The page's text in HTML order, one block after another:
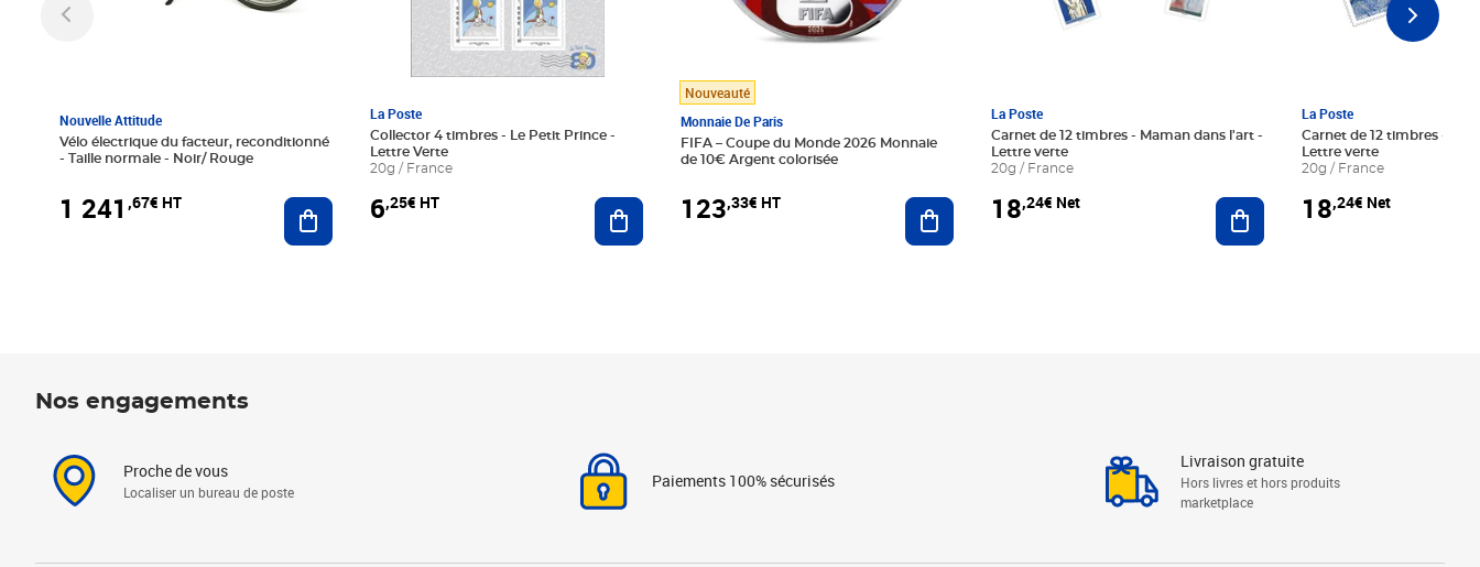
Nouvelle Attitude
Vélo électrique du facteur, reconditionné
- Taille normale - Noir/ Rouge
1 241 ,67€ HT Ajouter au panier
La Poste
Collector 4 timbres - Le Petit Prince -
Lettre Verte
20g / France
6,25€ HT Ajouter au panier
Nouveauté
Monnaie De Paris
FIFA – Coupe du Monde 2026 Monnaie
de 10€ Argent colorisée
123,33€ HT Ajouter au panier
La Poste
Carnet de 12 timbres - Maman dans l'art -
Lettre verte
20g / France
18,24€ Net Ajouter au panier
La Poste
Carnet de 12 timbres - Le
Lettre verte
20g / France
18,24€ Net
Nos engagements
Proche de vous
Localiser un bureau de poste
Paiements 100% sécurisés
Livraison gratuite
Hors livres et hors produits
marketplace